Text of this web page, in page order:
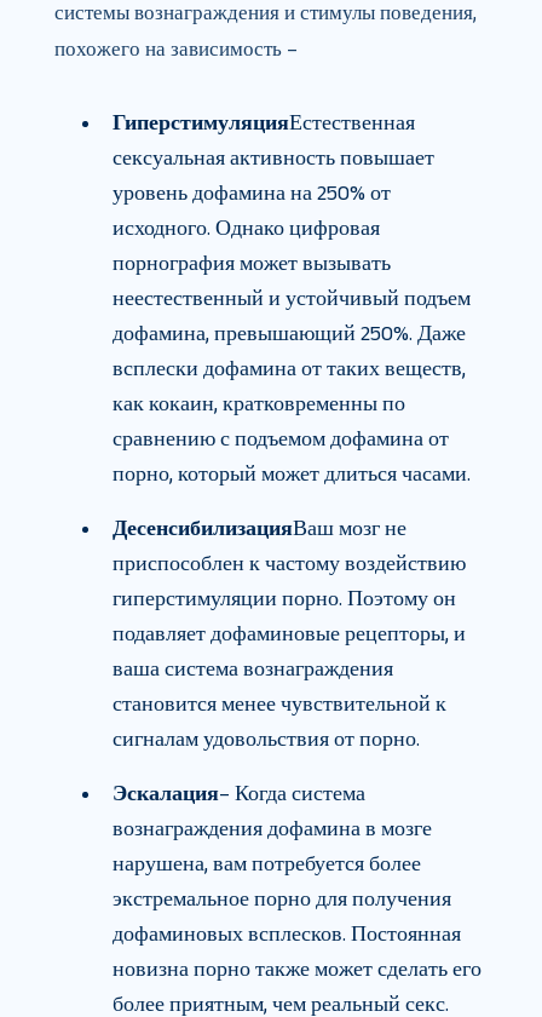
системы вознаграждения и стимулы поведения,
похожего на зависимость –
ГиперстимуляцияЕстественная
сексуальная активность повышает
уровень дофамина на 250% от
исходного. Однако цифровая
порнография может вызывать
неестественный и устойчивый подъем
дофамина, превышающий 250%. Даже
всплески дофамина от таких веществ,
как кокаин, кратковременны по
сравнению с подъемом дофамина от
порно, который может длиться часами.
ДесенсибилизацияВаш мозг не
приспособлен к частому воздействию
гиперстимуляции порно. Поэтому он
подавляет дофаминовые рецепторы, и
ваша система вознаграждения
становится менее чувствительной к
сигналам удовольствия от порно.
Эскалация– Когда система
вознаграждения дофамина в мозге
нарушена, вам потребуется более
экстремальное порно для получения
дофаминовых всплесков. Постоянная
новизна порно также может сделать его
более приятным, чем реальный секс.